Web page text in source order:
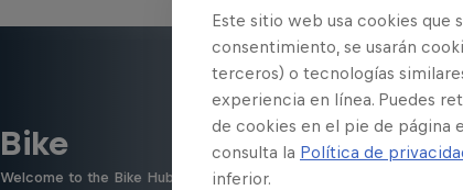
Bike
Welcome to the Bike Hub, where you will find an action-packed
Este sitio web usa cookies que
consentimiento, se usarán
terceros) o tecnologías
experiencia en línea. Puedes
de cookies en el pie de página
consulta la Política de
inferior.